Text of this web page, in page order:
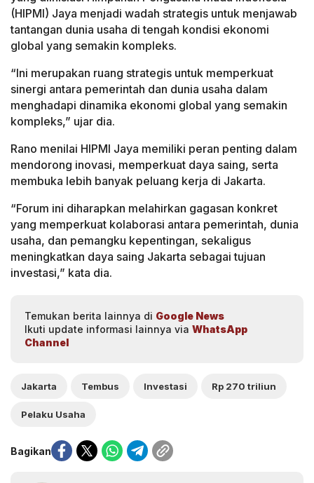
(HIPMI) Jaya menjadi wadah strategis untuk menjawab
tantangan dunia usaha di tengah kondisi ekonomi
global yang semakin kompleks.
“Ini merupakan ruang strategis untuk memperkuat
sinergi antara pemerintah dan dunia usaha dalam
menghadapi dinamika ekonomi global yang semakin
kompleks,” ujar dia.
Rano menilai HIPMI Jaya memiliki peran penting dalam
mendorong inovasi, memperkuat daya saing, serta
membuka lebih banyak peluang kerja di Jakarta.
“Forum ini diharapkan melahirkan gagasan konkret
yang memperkuat kolaborasi antara pemerintah, dunia
usaha, dan pemangku kepentingan, sekaligus
meningkatkan daya saing Jakarta sebagai tujuan
investasi,” kata dia.
Temukan berita lainnya di Google News
Ikuti update informasi lainnya via WhatsApp
Channel
Jakarta Tembus Investasi Rp 270 triliun
Pelaku Usaha
Bagikan